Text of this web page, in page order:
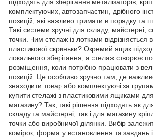
підходять для зберігання металізаторів,
комплектуючих, автозапчастин, дрібного
позицій, які важливо тримати в порядку та
Такі системи зручні для складу, майстерні,
точки. Чим стелаж із лотками відрізняється
пластикової скриньки? Окремий ящик
локального зберігання, а стелаж створює
розміщення, коли потрібно працювати з
позицій. Це особливо зручно там, де
знаходити товар або комплектуючі за
купити стелажі з пластиковими ящиками
магазину? Так, такі рішення підходять як
складу та майстерні, так і для магазину
точки або виробничої ділянки. Вибір
комірок, формату встановлення та завдань